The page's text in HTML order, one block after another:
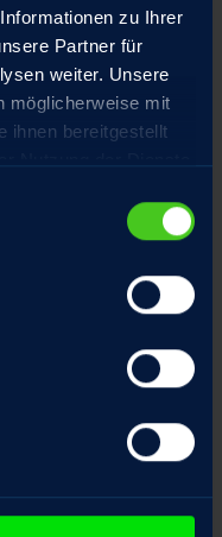
zu Ihrer
Partner für
weiter. Unsere
möglicherweise mit
ihnen bereitgestellt